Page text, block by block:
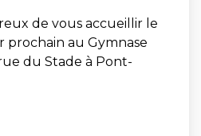
de vous accueillir le
prochain au Gymnase
du Stade à Pont-